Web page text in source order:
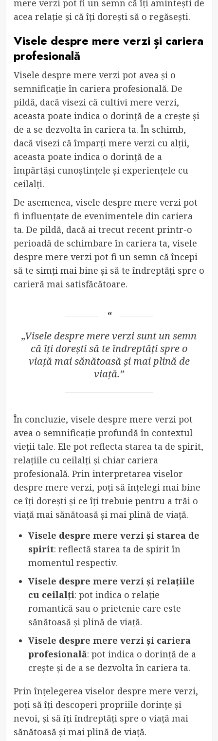
mere verzi pot fi un semn că îți amintești de
acea relație și că îți dorești să o regăsești.
Visele despre mere verzi și cariera
profesională
Visele despre mere verzi pot avea și o
semnificație în cariera profesională. De
pildă, dacă visezi că cultivi mere verzi,
aceasta poate indica o dorință de a crește și
de a se dezvolta în cariera ta. În schimb,
dacă visezi că împarți mere verzi cu alții,
aceasta poate indica o dorință de a
împărtăși cunoștințele și experiențele cu
ceilalți.
De asemenea, visele despre mere verzi pot
fi influențate de evenimentele din cariera
ta. De pildă, dacă ai trecut recent printr-o
perioadă de schimbare în cariera ta, visele
despre mere verzi pot fi un semn că începi
să te simți mai bine și să te îndreptăți spre o
carieră mai satisfăcătoare.
„Visele despre mere verzi sunt un semn
că îți dorești să te îndreptăți spre o
viață mai sănătoasă și mai plină de
viață.”
În concluzie, visele despre mere verzi pot
avea o semnificație profundă în contextul
vieții tale. Ele pot reflecta starea ta de spirit,
relațiile cu ceilalți și chiar cariera
profesională. Prin interpretarea viselor
despre mere verzi, poți să înțelegi mai bine
ce îți dorești și ce îți trebuie pentru a trăi o
viață mai sănătoasă și mai plină de viață.
Visele despre mere verzi și starea de
spirit: reflectă starea ta de spirit în
momentul respectiv.
Visele despre mere verzi și relațiile
cu ceilalți: pot indica o relație
romantică sau o prietenie care este
sănătoasă și plină de viață.
Visele despre mere verzi și cariera
profesională: pot indica o dorință de a
crește și de a se dezvolta în cariera ta.
Prin înțelegerea viselor despre mere verzi,
poți să îți descoperi propriile dorințe și
nevoi, și să îți îndreptăți spre o viață mai
sănătoasă și mai plină de viață.